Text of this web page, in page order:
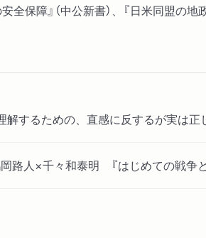
保障』（中公新書）、『日米同盟の地
解するための、直感に反するが実は正し
岡路人×千々和泰明 『はじめての戦争